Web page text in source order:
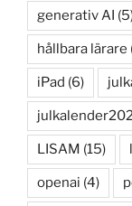
generativ AI
hållbara lärare
iPad (6)
LISAM (15)
openai (4)